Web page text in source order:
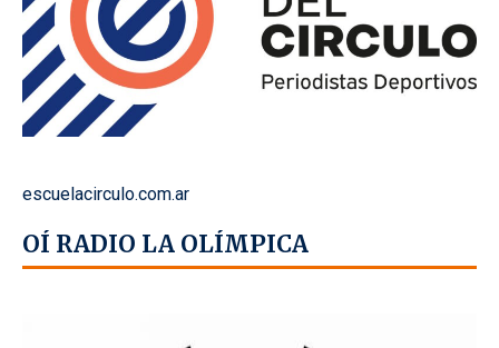
escuelacirculo.com.ar
OÍ RADIO LA OLÍMPICA